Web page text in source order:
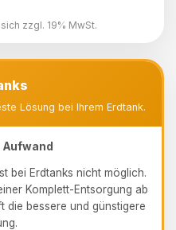
zzgl. 19% MwSt.
Lösung bei Ihrem Erdtank.
Aufwand
bei Erdtanks nicht möglich.
Komplett-Entsorgung ab
die bessere und günstigere